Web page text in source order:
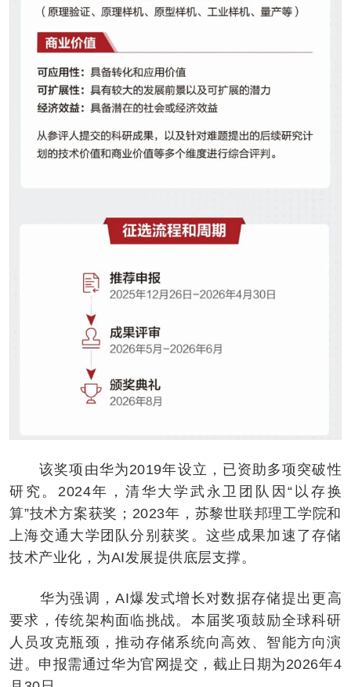
该奖项由华为2019年设立，已资助多项突破性
研究。2024年，清华大学武永卫团队因“以存换
算”技术方案获奖；2023年，苏黎世联邦理工学院和
上海交通大学团队分别获奖。这些成果加速了存储
技术产业化，为AI发展提供底层支撑。
华为强调，AI爆发式增长对数据存储提出更高
要求，传统架构面临挑战。本届奖项鼓励全球科研
人员攻克瓶颈，推动存储系统向高效、智能方向演
进。申报需通过华为官网提交，截止日期为2026年4